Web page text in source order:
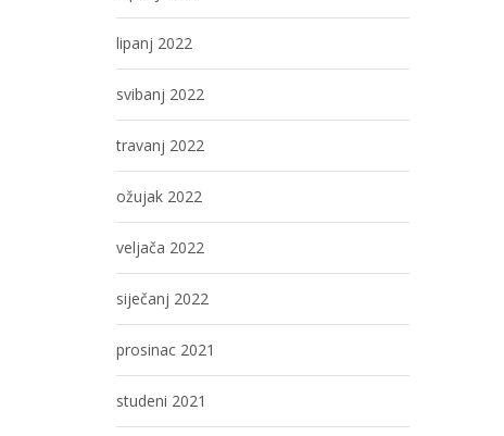
lipanj 2022
svibanj 2022
travanj 2022
ožujak 2022
veljača 2022
siječanj 2022
prosinac 2021
studeni 2021